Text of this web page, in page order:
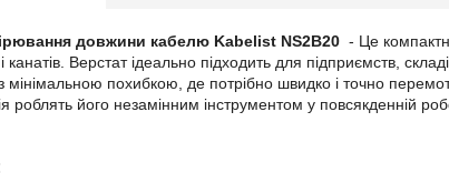
довжини кабелю Kabelist NS2B20 - Це
канатів. Верстат ідеально підходить для підприємств,
похибкою, де потрібно швидко і точно
роблять його незамінним інструментом у повсякденній